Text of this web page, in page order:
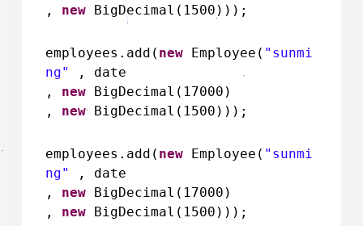
, new BigDecimal(1500)));
employees.add( new Employee( "sunmi
ng"
, date
, new BigDecimal(17000)
, newBigDecimal(1500)));
employees.add( new Employee( "sunmi
ng"
, date
, new BigDecimal(17000)
, new BigDecimal(1500)));